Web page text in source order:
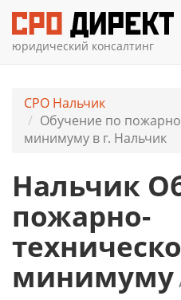
юридический консалтинг
СРО Нальчик
Обучение по
минимуму в г. Нальчик
Нальчик
пожарно-
минимуму